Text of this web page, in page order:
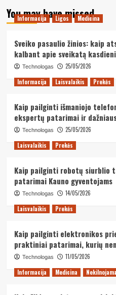
You may have missed
Informacija Ligos Medicina
Sveiko pasaulio žinios: kaip
kalbant apie sveikatą
Technologas
25/05/2026
Informacija
Laisvalaikis Prekės
Kaip pailginti išmaniojo
ekspertų patarimai ir
Technologas
25/05/2026
Laisvalaikis
Prekės
Kaip pailginti robotų siurblio
patarimai Kauno gyventojams
Technologas
14/05/2026
Laisvalaikis
Prekės
Kaip pailginti elektronikos
praktiniai patarimai, kurių
Technologas
11/05/2026
Informacija
Medicina